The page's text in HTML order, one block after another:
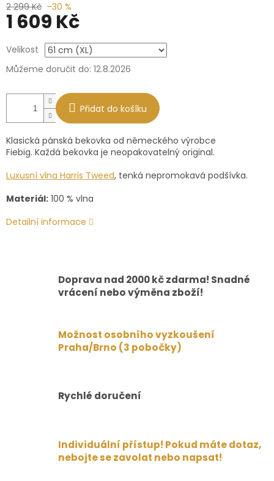
2 299 Kč –30 %
1 609 Kč
cena:
Velikost
Můžeme doručit do: 12.8.2026
Přidat do košíku
Klasická pánská bekovka od německého výrobce
Fiebig. Každá bekovka je neopakovatelný original.
Luxusní vlna Harris Tweed, tenká nepromokavá podšívka.
Materiál: 100 % vlna
Detailní informace
Doprava nad 2000 kč zdarma! Snadné
vrácení nebo výměna zboží!
Možnost osobního vyzkoušení
Praha/Brno (3 pobočky)
Rychlé doručení
Individuální přístup! Pokud máte dotaz,
nebojte se zavolat nebo napsat!